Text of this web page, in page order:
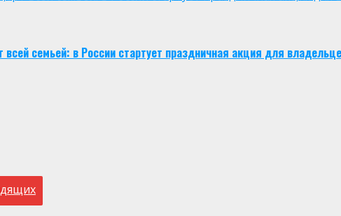
всей семьей: в России стартует праздничная акция для